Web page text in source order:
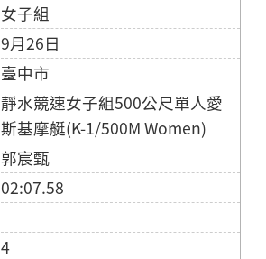
女子組
9月26日
臺中市
靜水競速女子組500公尺單人愛
斯基摩艇(K-1/500M Women)
郭宸甄
02:07.58
4